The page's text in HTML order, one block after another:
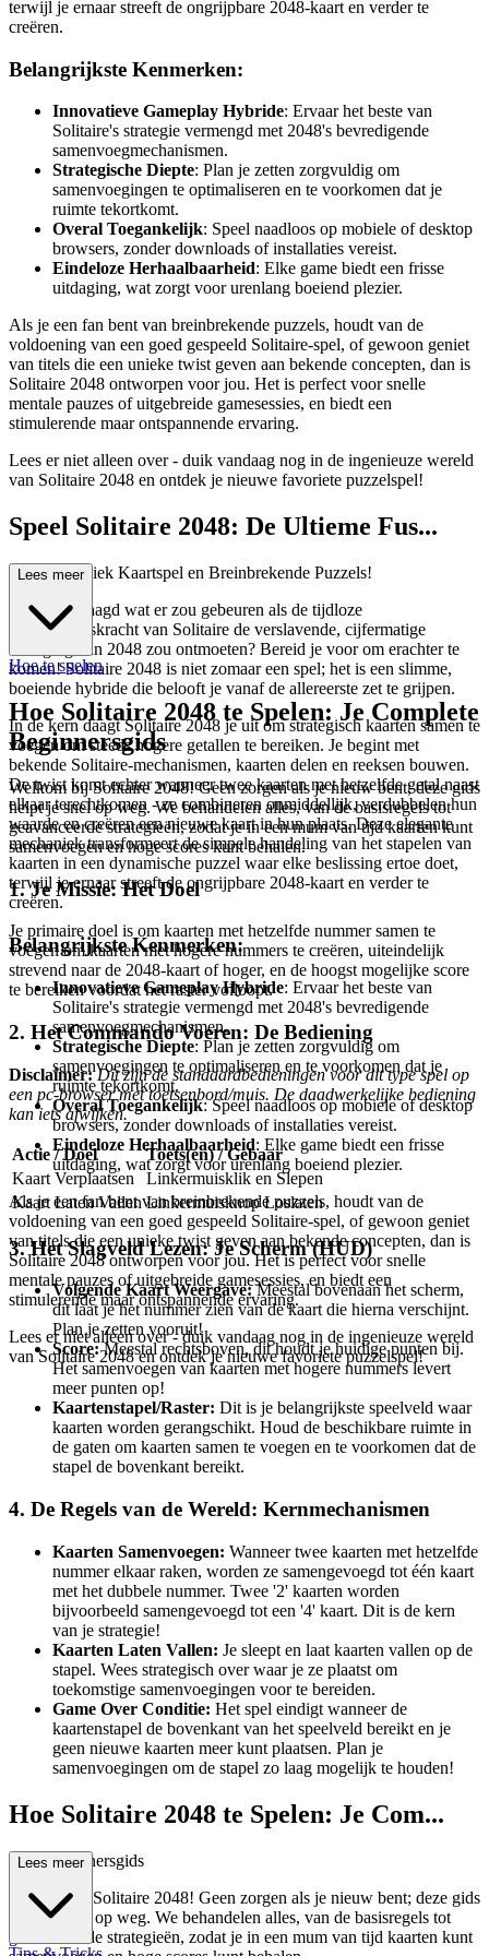
terwijl je ernaar streeft de ongrijpbare 2048-kaart en verder te
creëren.
Belangrijkste Kenmerken:
Innovatieve Gameplay Hybride: Ervaar het beste van
Solitaire's strategie vermengd met 2048's bevredigende
samenvoegmechanismen.
Strategische Diepte: Plan je zetten zorgvuldig om
samenvoegingen te optimaliseren en te voorkomen dat je
ruimte tekortkomt.
Overal Toegankelijk: Speel naadloos op mobiele of desktop
browsers, zonder downloads of installaties vereist.
Eindeloze Herhaalbaarheid: Elke game biedt een frisse
uitdaging, wat zorgt voor urenlang boeiend plezier.
Als je een fan bent van breinbrekende puzzels, houdt van de
voldoening van een goed gespeeld Solitaire-spel, of gewoon geniet
van titels die een unieke twist geven aan bekende concepten, dan is
Solitaire 2048 ontworpen voor jou. Het is perfect voor snelle
mentale pauzes of uitgebreide gamesessies, en biedt een
stimulerende maar ontspannende ervaring.
Lees er niet alleen over - duik vandaag nog in de ingenieuze wereld
van Solitaire 2048 en ontdek je nieuwe favoriete puzzelspel!
Speel Solitaire 2048: De Ultieme Fus...
ie van Klassiek Kaartspel en Breinbrekende Puzzels!
Ooit afgevraagd wat er zou gebeuren als de tijdloze
aantrekkingskracht van Solitaire de verslavende, cijfermatige
uitdaging van 2048 zou ontmoeten? Bereid je voor om erachter te
komen! Solitaire 2048 is niet zomaar een spel; het is een slimme,
boeiende hybride die belooft je vanaf de allereerste zet te grijpen.
In de kern daagt Solitaire 2048 je uit om strategisch kaarten samen te
voegen om steeds hogere getallen te bereiken. Je begint met
bekende Solitaire-mechanismen, kaarten delen en reeksen bouwen.
De twist komt echter wanneer twee kaarten met hetzelfde getal naast
elkaar terechtkomen - ze combineren onmiddellijk, verdubbelen hun
waarde en creëren een nieuwe kaart in hun plaats. Deze elegante
mechaniek transformeert de simpele handeling van het stapelen van
kaarten in een dynamische puzzel waar elke beslissing ertoe doet,
terwijl je ernaar streeft de ongrijpbare 2048-kaart en verder te
creëren.
Belangrijkste Kenmerken:
Innovatieve Gameplay Hybride: Ervaar het beste van
Solitaire's strategie vermengd met 2048's bevredigende
samenvoegmechanismen.
Strategische Diepte: Plan je zetten zorgvuldig om
samenvoegingen te optimaliseren en te voorkomen dat je
ruimte tekortkomt.
Overal Toegankelijk: Speel naadloos op mobiele of desktop
browsers, zonder downloads of installaties vereist.
Eindeloze Herhaalbaarheid: Elke game biedt een frisse
uitdaging, wat zorgt voor urenlang boeiend plezier.
Als je een fan bent van breinbrekende puzzels, houdt van de
voldoening van een goed gespeeld Solitaire-spel, of gewoon geniet
van titels die een unieke twist geven aan bekende concepten, dan is
Solitaire 2048 ontworpen voor jou. Het is perfect voor snelle
mentale pauzes of uitgebreide gamesessies, en biedt een
stimulerende maar ontspannende ervaring.
Lees er niet alleen over - duik vandaag nog in de ingenieuze wereld
van Solitaire 2048 en ontdek je nieuwe favoriete puzzelspel!
Lees meer
Hoe te spelen
Hoe Solitaire 2048 te Spelen: Je Complete
Beginnersgids
Welkom bij Solitaire 2048! Geen zorgen als je nieuw bent; deze gids
helpt je snel op weg. We behandelen alles, van de basisregels tot
geavanceerde strategieën, zodat je in een mum van tijd kaarten kunt
samenvoegen en hoge scores kunt behalen.
1. Je Missie: Het Doel
Je primaire doel is om kaarten met hetzelfde nummer samen te
voegen om kaarten met hogere nummers te creëren, uiteindelijk
strevend naar de 2048-kaart of hoger, en de hoogst mogelijke score
te bereiken voordat het raster volloopt.
2. Het Commando Voeren: De Bediening
Disclaimer: Dit zijn de standaardbedieningen voor dit type spel op
een pc-browser met toetsenbord/muis. De daadwerkelijke bediening
kan iets afwijken.
Actie / Doel
Toets(en) / Gebaar
Kaart Verplaatsen
Linkermuisklik en Slepen
Kaart Laten Vallen Linkermuisknop Loslaten
3. Het Slagveld Lezen: Je Scherm (HUD)
Volgende Kaart Weergave:Meestal bovenaan het scherm,
dit laat je het nummer zien van de kaart die hierna verschijnt.
Plan je zetten vooruit!
Score:Meestal rechtsboven, dit houdt je huidige punten bij.
Het samenvoegen van kaarten met hogere nummers levert
meer punten op!
Kaartenstapel/Raster: Dit is je belangrijkste speelveld waar
kaarten worden gerangschikt. Houd de beschikbare ruimte in
de gaten om kaarten samen te voegen en te voorkomen dat de
stapel de bovenkant bereikt.
4. De Regels van de Wereld: Kernmechanismen
Kaarten Samenvoegen: Wanneer twee kaarten met hetzelfde
nummer elkaar raken, worden ze samengevoegd tot één kaart
met het dubbele nummer. Twee '2' kaarten worden
bijvoorbeeld samengevoegd tot een '4' kaart. Dit is de kern
van je strategie!
Kaarten Laten Vallen: Je sleept en laat kaarten vallen op de
stapel. Wees strategisch over waar je ze plaatst om
toekomstige samenvoegingen voor te bereiden.
Game Over Conditie: Het spel eindigt wanneer de
kaartenstapel de bovenkant van het speelveld bereikt en je
geen nieuwe kaarten meer kunt plaatsen. Plan je
samenvoegingen om de stapel zo laag mogelijk te houden!
Hoe Solitaire 2048 te Spelen: Je Com...
plete Beginnersgids
Welkom bij Solitaire 2048! Geen zorgen als je nieuw bent; deze gids
helpt je snel op weg. We behandelen alles, van de basisregels tot
geavanceerde strategieën, zodat je in een mum van tijd kaarten kunt
Lees meer